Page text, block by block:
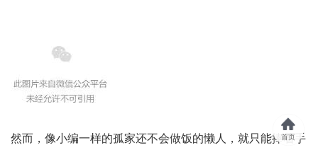
然而，像小编一样的孤家还不会做饭的懒人，就只能捧着手
首页